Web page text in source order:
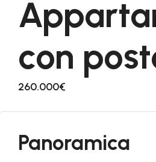
con
260.000€
Panoramica